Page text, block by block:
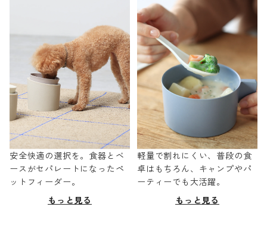
安全快適の選択を。食器とベ
ースがセパレートになったペ
ットフィーダー。
もっと見る
軽量で割れにくい、普段の食
卓はもちろん、キャンプやパ
ーティーでも大活躍。
もっと見る